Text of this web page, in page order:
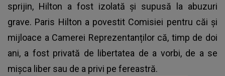
sprijin, Hilton a fost izolată și supusă la abuzuri
grave. Paris Hilton a povestit Comisiei pentru căi și
mijloace a Camerei Reprezentanților că, timp de doi
ani, a fost privată de libertatea de a vorbi, de a se
mișca liber sau de a privi pe fereastră.